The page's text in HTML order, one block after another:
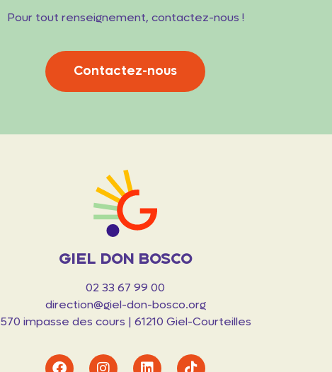
Pour tout renseignement, contactez-nous !
Contactez-nous
Giel Don Bosco
02 33 67 99 00
direction@giel-don-bosco.org
570 impasse des cours | 61210 Giel-Courteilles